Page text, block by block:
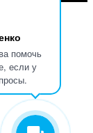
помочь
если у